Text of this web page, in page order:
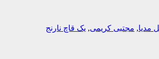
مدیا, مجتبی کریمی, یک قاچ نارنج